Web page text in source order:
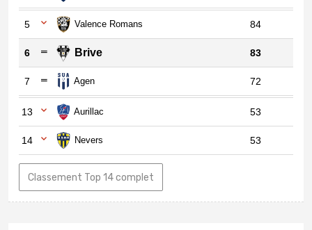
5 Valence Romans 84
6 Brive 83
7 Agen 72
13 Aurillac 53
14 Nevers 53
Classement Top 14 complet